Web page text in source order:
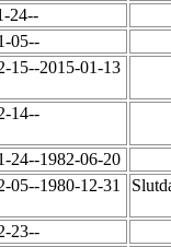
24--
05--
15--2015-01-13
14--
24--1982-06-20
05--1980-12-31
23--